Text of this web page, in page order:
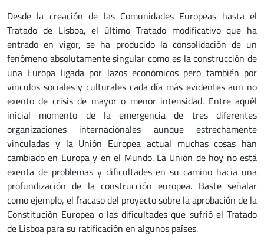
Desde la creación de las Comunidades Europeas hasta el
Tratado de Lisboa, el último Tratado modificativo que ha
entrado en vigor, se ha producido la consolidación de un
fenómeno absolutamente singular como es la construcción de
una Europa ligada por lazos económicos pero también por
vínculos sociales y culturales cada día más evidentes aun no
exento de crisis de mayor o menor intensidad. Entre aquél
inicial momento de la emergencia de tres diferentes
organizaciones internacionales aunque estrechamente
vinculadas y la Unión Europea actual muchas cosas han
cambiado en Europa y en el Mundo. La Unión de hoy no está
exenta de problemas y dificultades en su camino hacia una
profundización de la construcción europea. Baste señalar
como ejemplo, el fracaso del proyecto sobre la aprobación de la
Constitución Europea o las dificultades que sufrió el Tratado
de Lisboa para su ratificación en algunos países.